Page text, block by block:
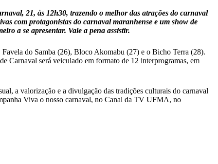
21, às 12h30, trazendo o melhor das atrações do carnaval
com protagonistas do carnaval maranhense e um show de
a se apresentar. Vale a pena assistir.
do Samba (26), Bloco Akomabu (27) e o Bicho Terra (28).
Carnaval será veiculado em formato de 12 interprogramas, em
a valorização e a divulgação das tradições culturais do carnaval
Viva o nosso carnaval, no Canal da TV UFMA, no